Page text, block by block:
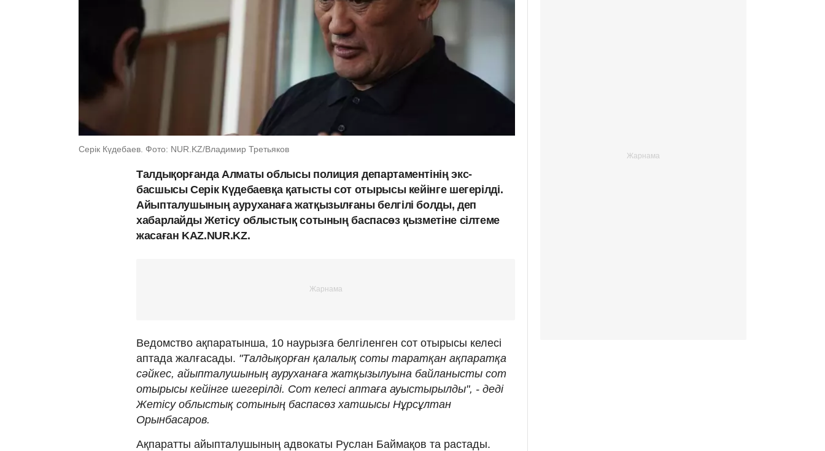
Серік Күдебаев. Фото: NUR.KZ/Владимир Третьяков
Талдықорғанда Алматы облысы полиция департаментінің экс-
басшысы Серік Күдебаевқа қатысты сот отырысы кейінге шегерілді.
Айыпталушының ауруханаға жатқызылғаны белгілі болды, деп
хабарлайды Жетісу облыстық сотының баспасөз қызметіне сілтеме
жасаған KAZ.NUR.KZ.
Ведомство ақпаратынша, 10 наурызға белгіленген сот отырысы келесі
аптада жалғасады. "Талдықорған қалалық соты таратқан ақпаратқа
сәйкес, айыпталушының ауруханаға жатқызылуына байланысты сот
отырысы кейінге шегерілді. Сот келесі аптаға ауыстырылды", - деді
Жетісу облыстық сотының баспасөз хатшысы Нұрсұлтан
Орынбасаров.
Ақпаратты айыпталушының адвокаты Руслан Баймақов та растады.